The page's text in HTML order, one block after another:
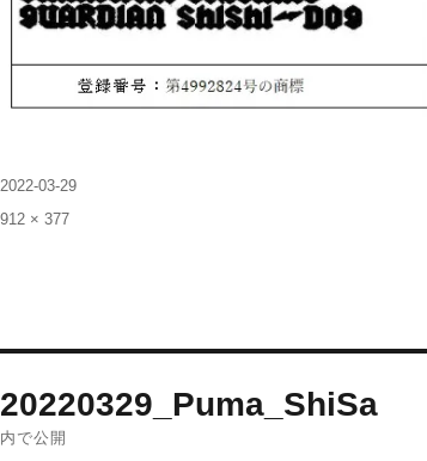
投
稿
2022-03-29
フ
912 × 377
稿
ナ
20220329_Puma_ShiSa
内で公開